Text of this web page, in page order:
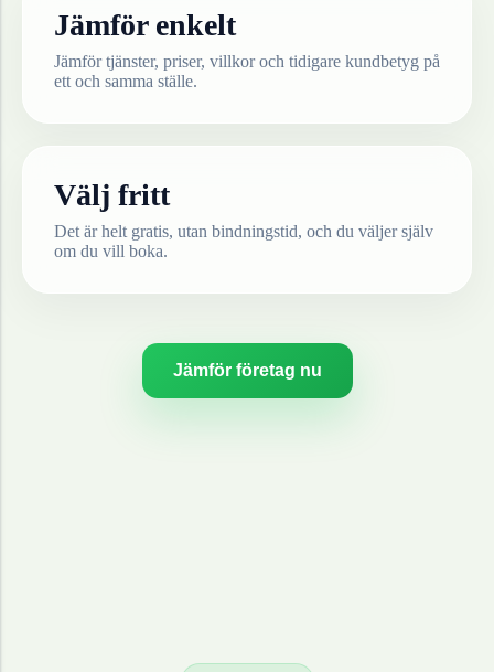
Jämför enkelt
Jämför tjänster, priser, villkor och tidigare kundbetyg på
ett och samma ställe.
Välj fritt
Det är helt gratis, utan bindningstid, och du väljer själv
om du vill boka.
Jämför företag nu